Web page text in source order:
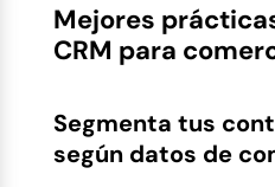
Mejores
CRM para
Segmenta tus
según datos de